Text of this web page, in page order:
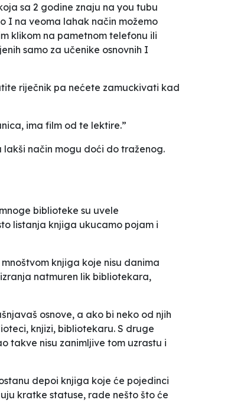
sa 2 godine znaju na you tubu
I na veoma lahak način možemo
klikom na pametnom telefonu ili
samo za učenike osnovnih I
riječnik pa nećete zamuckivati kad
ima film od te lektire.”
način mogu doći do traženog.
biblioteke su uvele
listanja knjiga ukucamo pojam i
knjiga koje nisu danima
natmuren lik bibliotekara,
osnove, a ako bi neko od njih
knjizi, bibliotekaru. S druge
takve nisu zanimljive tom uzrastu i
depoi knjiga koje će pojedinci
kratke statuse, rade nešto što će